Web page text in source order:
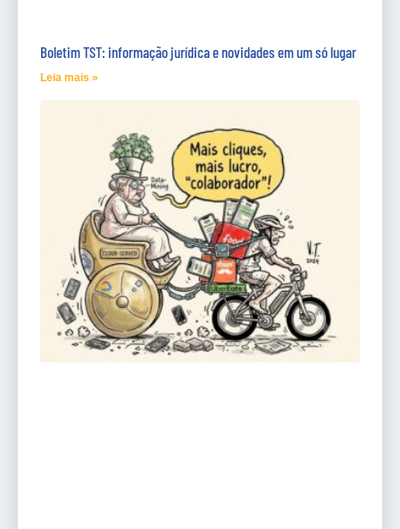
Boletim TST: informação jurídica e novidades em um só lugar
Leia mais »